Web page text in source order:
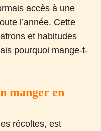
accès à une
l’année. Cette
et habitudes
pourquoi mange-t-
manger en
récoltes, est